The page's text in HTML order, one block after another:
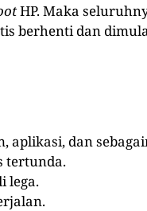
HP. Maka
berhenti dan
aplikasi, dan
tertunda.
lega.